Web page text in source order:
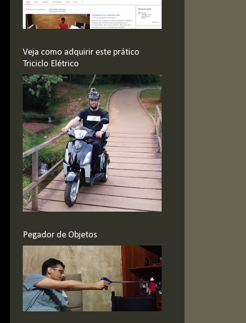
Veja como adquirir este prático
Triciclo Elétrico
Pegador de Objetos